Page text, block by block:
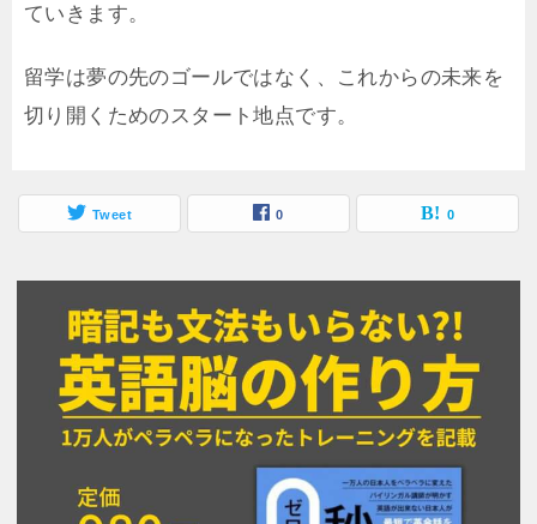
ていきます。
留学は夢の先のゴールではなく、これからの未来を
切り開くためのスタート地点です。
Tweet 0 0